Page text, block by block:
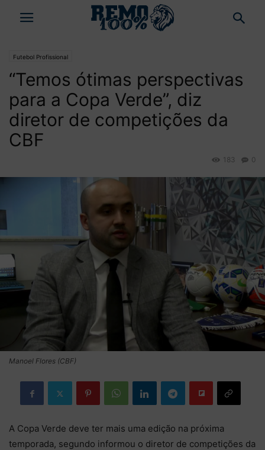
Futebol Profissional
“Temos ótimas perspectivas
para a Copa Verde”, diz
diretor de competições da
CBF
0
183
Manoel Flores (CBF)
A Copa Verde deve ter mais uma edição na próxima
temporada, segundo informou o diretor de competições da